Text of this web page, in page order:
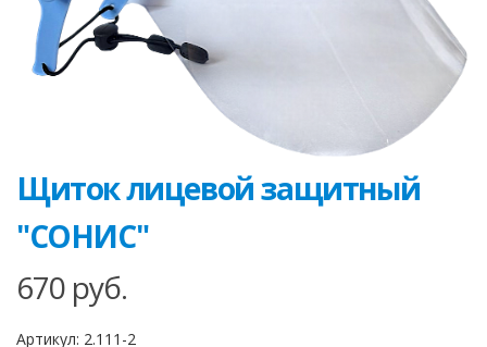
Щиток лицевой защитный
"СОНИС"
670 руб.
Артикул: 2.111-2